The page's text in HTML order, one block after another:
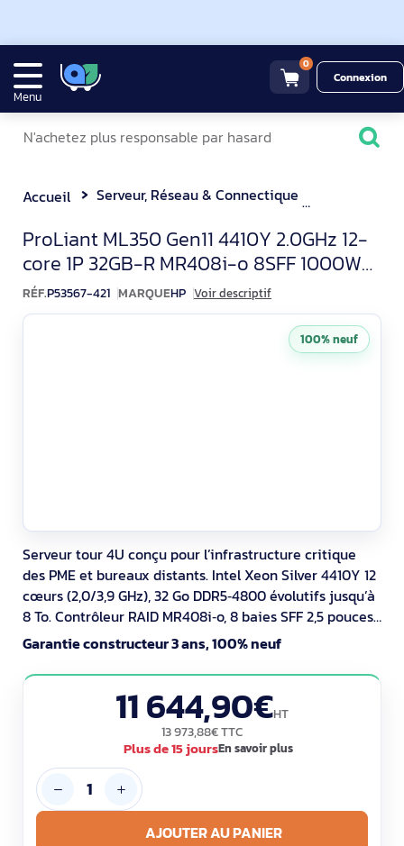
Menu
0
Connexion
Accueil Serveur, Réseau & Connectique
HP ProLiant ML350 Gen11
ProLiant ML350 Gen11 4410Y 2.0GHz 12-
core 1P 32GB-R MR408i-o 8SFF 1000W
RPS Server
RÉF.P53567-421 MARQUEHP Voir descriptif
Serveur tour 4U conçu pour l’infrastructure critique
des PME et bureaux distants. Intel Xeon Silver 4410Y 12
cœurs (2,0/3,9 GHz), 32 Go DDR5‑4800 évolutifs jusqu’à
8 To. Contrôleur RAID MR408i‑o, 8 baies SFF 2,5 pouces
hot‑swap, 4 ports Gigabit Ethernet et 4 slots PCIe 5.0 x8.
Sécurité TPM 2.0, UEFI Secure Boot et Silicon Root of
Trust. Alim 1000 W.
Garantie constructeur 3 ans, 100% neuf
11 644,90€HT
13 973,88€ TTC
Plus de 15 joursEn savoir plus
AJOUTER AU PANIER
100% neuf